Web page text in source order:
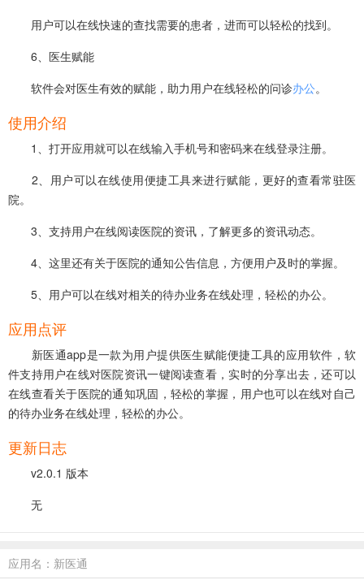
用户可以在线快速的查找需要的患者，进而可以轻松的找到。
6、医生赋能
软件会对医生有效的赋能，助力用户在线轻松的问诊办公。
使用介绍
1、打开应用就可以在线输入手机号和密码来在线登录注册。
2、用户可以在线使用便捷工具来进行赋能，更好的查看常驻医
院。
3、支持用户在线阅读医院的资讯，了解更多的资讯动态。
4、这里还有关于医院的通知公告信息，方便用户及时的掌握。
5、用户可以在线对相关的待办业务在线处理，轻松的办公。
应用点评
新医通app是一款为用户提供医生赋能便捷工具的应用软件，软
件支持用户在线对医院资讯一键阅读查看，实时的分享出去，还可以
在线查看关于医院的通知巩固，轻松的掌握，用户也可以在线对自己
的待办业务在线处理，轻松的办公。
更新日志
v2.0.1 版本
无
应用名：新医通